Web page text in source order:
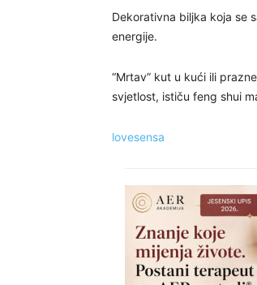
Dekorativna biljka koja se
energije.
“Mrtav” kut u kući ili
svjetlost, ističu feng shui
lovesensa